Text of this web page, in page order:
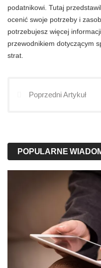
podatnikowi. Tutaj
ocenić swoje potrzeby i
potrzebujesz więcej
przewodnikiem dotyczącym
strat.
Poprzedni Artykuł
POPULARNE